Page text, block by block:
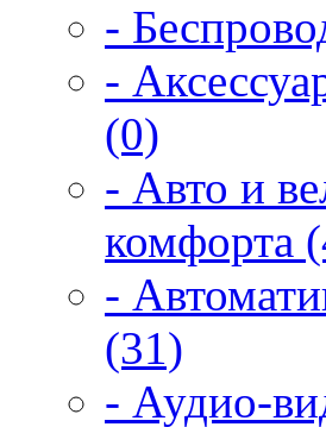
-
-
(0)
- Авто и
комфорта
-
(31)
- Аудио-